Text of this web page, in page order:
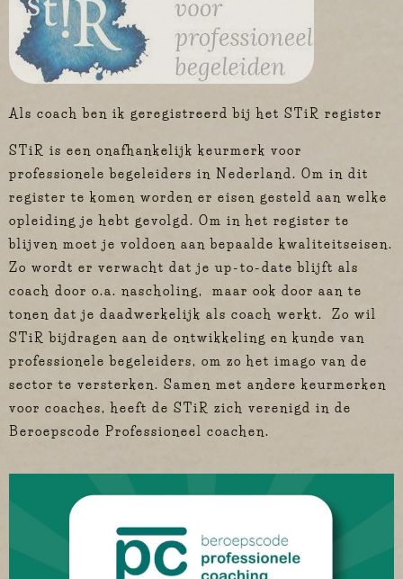
Als coach ben ik geregistreerd bij het STiR register
STiR is een onafhankelijk keurmerk voor
professionele begeleiders in Nederland. Om in dit
register te komen worden er eisen gesteld aan welke
opleiding je hebt gevolgd. Om in het register te
blijven moet je voldoen aan bepaalde kwaliteitseisen.
Zo wordt er verwacht dat je up-to-date blijft als
coach door o.a. nascholing, maar ook door aan te
tonen dat je daadwerkelijk als coach werkt. Zo wil
STiR bijdragen aan de ontwikkeling en kunde van
professionele begeleiders, om zo het imago van de
sector te versterken. Samen met andere keurmerken
voor coaches, heeft de STiR zich verenigd in de
Beroepscode Professioneel coachen.